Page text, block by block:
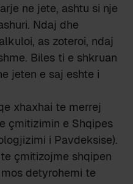
ne jete, ashtu si nje
Ndaj dhe
as zoteroi, ndaj
Biles ti e shkruan
jeten e saj eshte i
xhaxhai te merrej
çmitizimin e Shqipes
i Pavdeksise).
çmitizojme shqipen
detyrohemi te